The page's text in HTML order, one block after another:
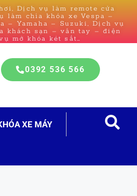
Dịch vụ làm remote cửa
làm chìa khóa xe Vespa –
– Yamaha – Suzuki, Dịch vụ
khách sạn – vân tay – điện
mở khóa két sắt…
0392 536 566
XE MÁY